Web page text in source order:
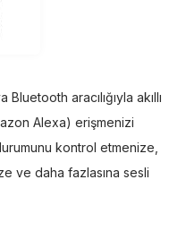
aracılığıyla akıllı
Alexa) erişmenizi
kontrol etmenize,
ve daha fazlasına sesli